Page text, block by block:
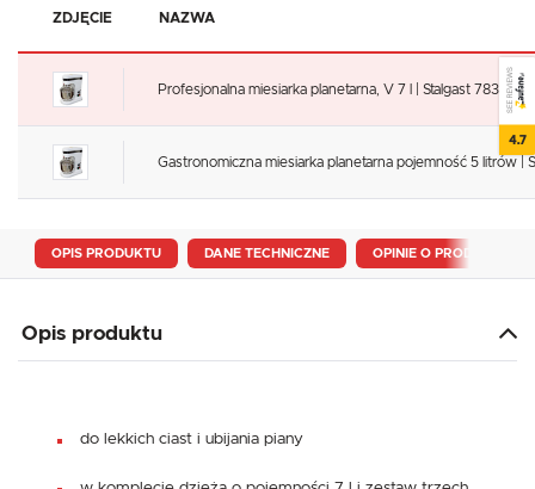
ZDJĘCIE NAZWA
Profesjonalna miesiarka planetarna, V 7 l | Stalgast 783071
Gastronomiczna miesiarka planetarna pojemność 5 litrów |
OPIS PRODUKTU DANE TECHNICZNE OPINIE O PRODUKCIE
Opis produktu
do lekkich ciast i ubijania piany
SEE REVIEWS
4.7